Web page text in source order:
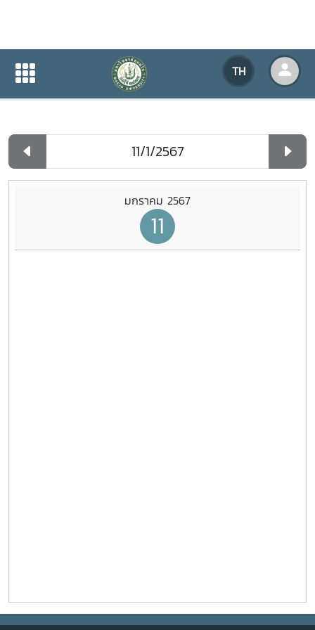
TH
ปฏิทินกิจกรรมของหน่วยงาน
ปฏิทินกิจกรรมของหน่วยงาน
มกราคม 2567
11